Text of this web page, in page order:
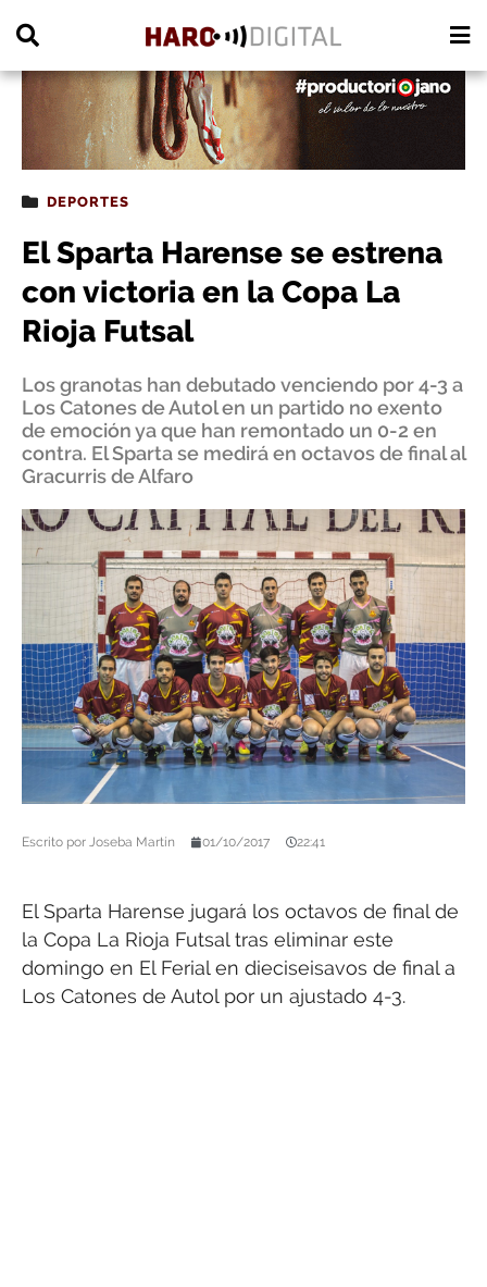
DEPORTES
El Sparta Harense se estrena
con victoria en la Copa La
Rioja Futsal
Los granotas han debutado venciendo por 4-3 a
Los Catones de Autol en un partido no exento
de emoción ya que han remontado un 0-2 en
contra. El Sparta se medirá en octavos de final al
Gracurris de Alfaro
Escrito por Joseba Martín 01/10/2017 22:41
El Sparta Harense jugará los octavos de final de
la Copa La Rioja Futsal tras eliminar este
domingo en El Ferial en dieciseisavos de final a
Los Catones de Autol por un ajustado 4-3.